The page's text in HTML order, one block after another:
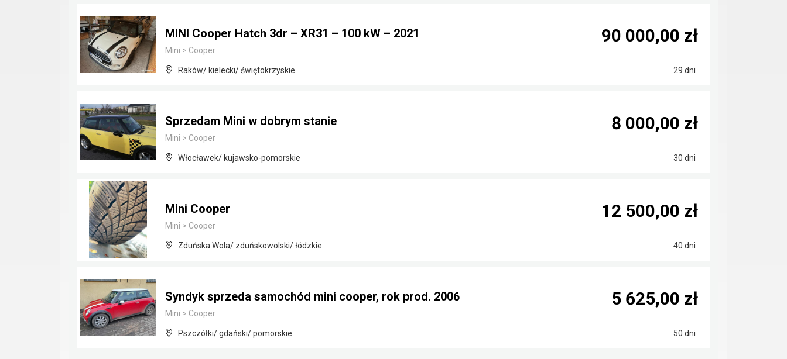
MINI Cooper Hatch 3dr – XR31 – 100 kW – 2021
Mini > Cooper
Raków/ kielecki/ świętokrzyskie 29 dni
90 000,00 zł
Sprzedam Mini w dobrym stanie
Mini > Cooper
Włocławek/ kujawsko-pomorskie 30 dni
8 000,00 zł
Mini Cooper
Mini > Cooper
Zduńska Wola/ zduńskowolski/ łódzkie 40 dni
12 500,00 zł
Syndyk sprzeda samochód mini cooper, rok prod. 2006
Mini > Cooper
Pszczółki/ gdański/ pomorskie 50 dni
5 625,00 zł